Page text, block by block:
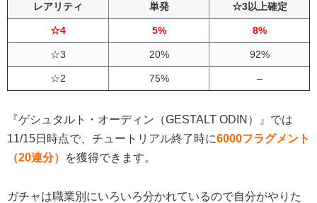
レアリティ 単発 ☆3以上確定
☆4 5% 8%
☆3 20% 92%
☆2 75% –
『ゲシュタルト・オーディン（GESTALT ODIN）』では
11/15日時点で、チュートリアル終了時に6000フラグメント
（20連分）
を獲得できます。
ガチャは職業別にいろいろ分かれているので自分がやりた